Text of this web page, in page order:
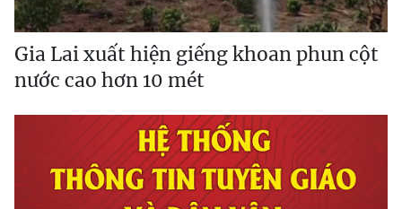
Gia Lai xuất hiện giếng khoan phun cột
nước cao hơn 10 mét